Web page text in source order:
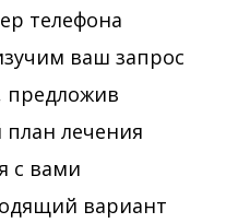
телефона
ваш запрос
предложив
лечения
с вами
вариант